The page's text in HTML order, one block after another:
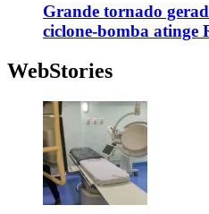
Grande tornado
ciclone-bomba atinge
WebStories